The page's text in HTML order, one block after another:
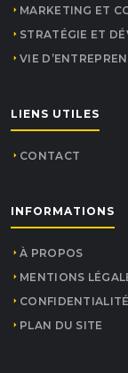
MARKETING ET
STRATÉGIE ET
VIE
LIENS UTILES
CONTACT
INFORMATIONS
À PROPOS
MENTIONS
CONFIDENTIALITÉ
PLAN DU SITE